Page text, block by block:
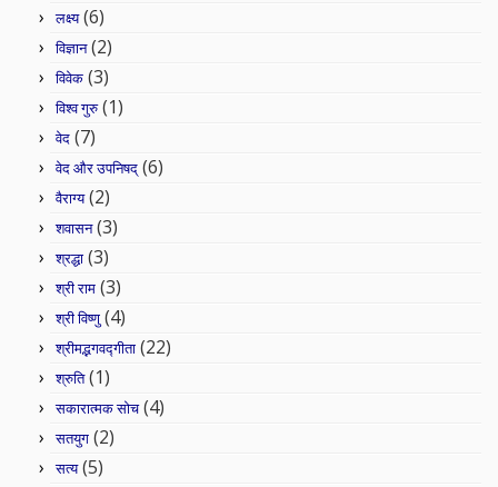
लक्ष्य(6)
विज्ञान(2)
विवेक (3)
विश्व गुरु(1)
वेद (7)
वेद और उपनिषद् (6)
वैराग्य(2)
शवासन(3)
श्रद्धा (3)
श्री राम (3)
श्री विष्णु (4)
श्रीमद्भगवद्गीता (22)
श्रुति(1)
सकारात्मक सोच(4)
सतयुग (2)
सत्य(5)